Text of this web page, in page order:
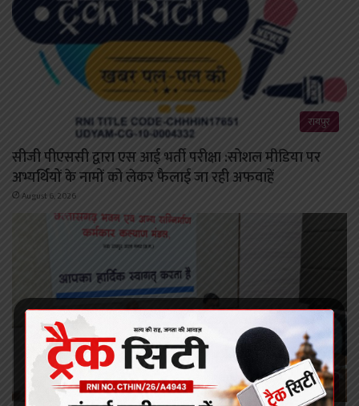
रायपुर
सीजी पीएससी द्वारा एस आई भर्ती परीक्षा :सोशल मीडिया पर
अभ्यर्थियों के नामों को लेकर फैलाई जा रही अफवाहें
August 6, 2026
रायपुर